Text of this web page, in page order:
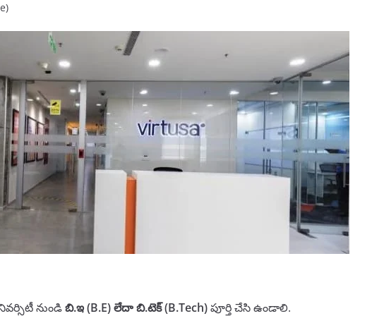
నుండిబి.ఇ(B.E)లేదా బి.టెక్(B.Tech)పూర్తి చేసి ఉండాలి.